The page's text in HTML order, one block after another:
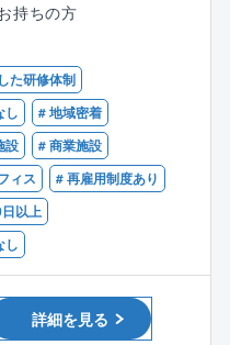
東以外の案件は基本
ただきます。
持ちの方
た研修体制
し
# 地域密着
設
# 商業施設
ィス
# 再雇用制度あり
以上
し
詳細を見る